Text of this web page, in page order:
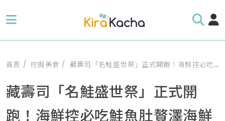
首頁 挖掘美食 藏壽司「名鮭盛世祭」正式開跑！海鮮控必吃鮭魚肚贅澤海鮮塔、魚卵贅澤三貫軍艦、炙烤松露美乃滋扇貝、豪華三鮮，再加碼滿額送桌上三麗鷗家族置物盒
藏壽司「名鮭盛世祭」正式開
跑！海鮮控必吃鮭魚肚贅澤海鮮